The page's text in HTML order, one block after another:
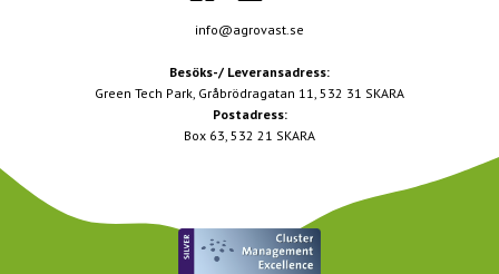
info@agrovast.se
Besöks-/ Leveransadress:
Green Tech Park, Gråbrödragatan 11, 532 31 SKARA
Postadress:
Box 63, 532 21 SKARA